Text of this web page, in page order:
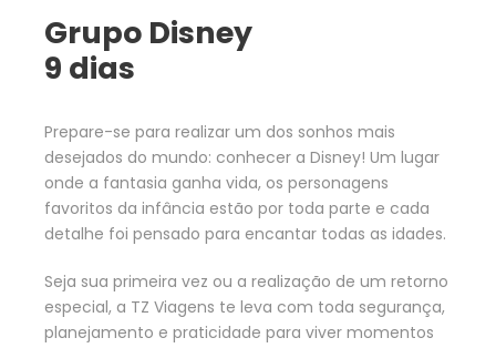
Grupo Disney
9 dias
Prepare-se para realizar um dos sonhos mais
desejados do mundo: conhecer a Disney! Um lugar
onde a fantasia ganha vida, os personagens
favoritos da infância estão por toda parte e cada
detalhe foi pensado para encantar todas as idades.
Seja sua primeira vez ou a realização de um retorno
especial, a TZ Viagens te leva com toda segurança,
planejamento e praticidade para viver momentos